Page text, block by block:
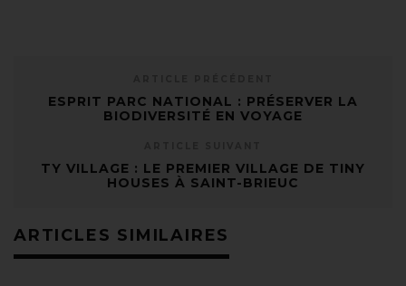
ESPRIT PARC NATIONAL : PRÉSERVER LA
BIODIVERSITÉ EN VOYAGE
TY VILLAGE : LE PREMIER VILLAGE DE TINY
HOUSES À SAINT-BRIEUC
ARTICLES SIMILAIRES